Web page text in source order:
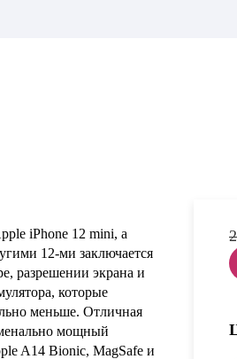
iPhone 12 mini, а
12-ми заключается
разрешении экрана и
которые
меньше. Отличная
мощный
A14 Bionic, MagSafe и